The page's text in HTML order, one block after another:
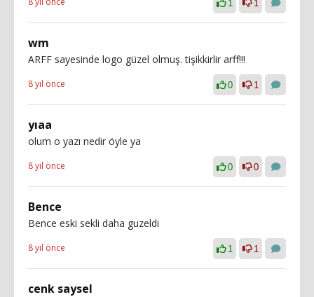
1 1
wm
ARFF sayesinde logo güzel olmuş. tişikkirlir arff!!!
8 yıl önce 0 1
yıaa
olum o yazı nedir öyle ya
8 yıl önce 0 0
Bence
Bence eski sekli daha guzeldi
8 yıl önce 1 1
cenk saysel